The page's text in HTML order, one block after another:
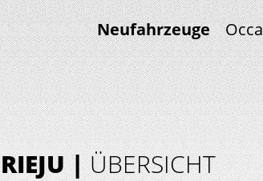
Neufahrzeuge
RIEJU |ÜBERSICHT